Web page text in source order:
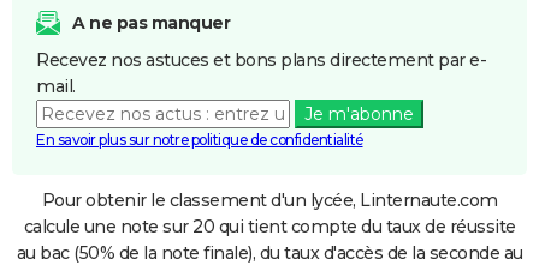
A ne pas manquer
Recevez nos astuces et bons plans directement par e-
mail.
Je m'abonne
En savoir plus sur notre politique de confidentialité
Pour obtenir le classement d'un lycée, Linternaute.com
calcule une note sur 20 qui tient compte du taux de réussite
au bac (50% de la note finale), du taux d'accès de la seconde au